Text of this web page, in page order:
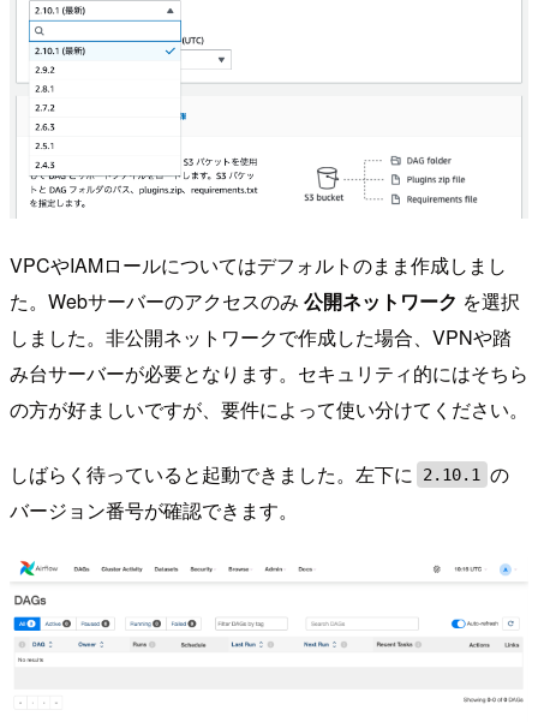
VPCやIAMロールについてはデフォルトのまま作成しまし
た。Webサーバーのアクセスのみ 公開ネットワーク を選択
しました。非公開ネットワークで作成した場合、VPNや踏
み台サーバーが必要となります。セキュリティ的にはそちら
の方が好ましいですが、要件によって使い分けてください。
しばらく待っていると起動できました。左下に 2.10.1
の
バージョン番号が確認できます。